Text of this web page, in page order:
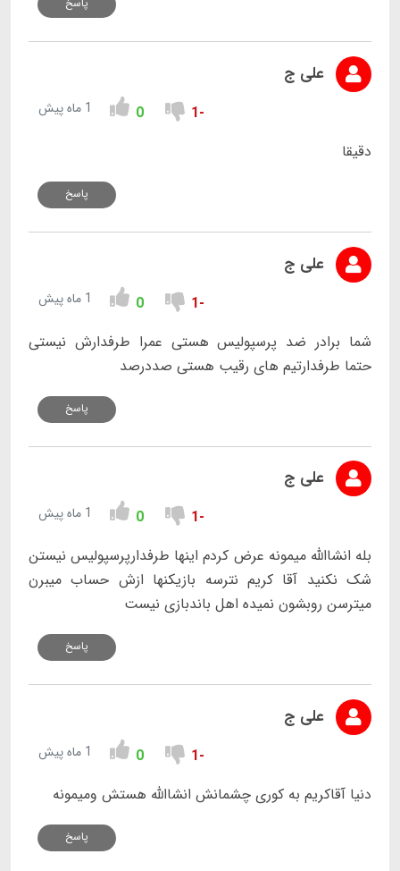
علی ج
-1
0 1 ماه پیش
دقیقا
پاسخ
علی ج
-1
0 1 ماه پیش
شما برادر ضد پرسپولیس هستی عمرا طرفدارش نیستی
حتما طرفدارتیم های رقیب هستی صددرصد
پاسخ
علی ج
-1
0 1 ماه پیش
بله انشاالله میمونه عرض کردم اینها طرفدارپرسپولیس نیستن
شک نکنید آقا کریم نترسه بازیکنها ازش حساب میبرن
میترسن روبشون نمیده اهل باندبازی نیست
پاسخ
علی ج
-1
0 1 ماه پیش
دنیا آقاکریم به کوری چشمانش انشاالله هستش ومیمونه
پاسخ